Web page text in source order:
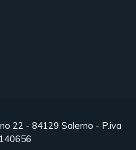
22 - 84129 Salerno - P.iva